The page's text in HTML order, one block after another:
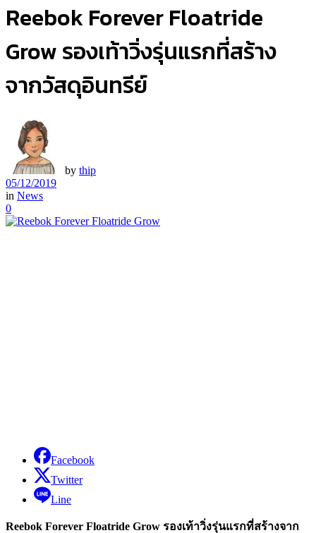
Reebok Forever Floatride
Grow รองเท้าวิ่งรุ่นแรกที่สร้าง
จากวัสดุอินทรีย์
by thip
05/12/2019
in News
0
Facebook
Twitter
Line
Reebok Forever Floatride Grow รองเท้าวิ่งรุ่นแรกที่สร้างจาก